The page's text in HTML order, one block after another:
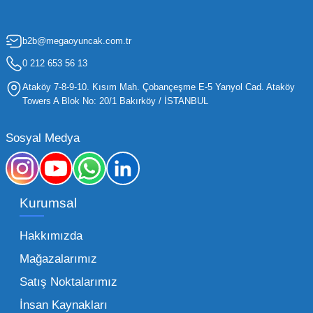
hızla değişen trendlere sahip olduğu için,
işletmelerin stoklarını güncel tutması ve her
yaş grubuna hitap eden ürünleri bünyesinde
barındırması gerekir.
Mega Oyuncak olarak sunduğumuz geniş ürün
yelpazesiyle, işletmenizin ihtiyacı olan tüm
kategorilerde profesyonel çözümler üretiyoruz.
sunduğumuz esnek çözümlerle, her ölçekteki
bayinin rekabet gücünü artırmayı hedefliyoruz.
oyuncak arayışınızda kaliteyi uygun maliyetle
buluşturmak bizim önceliğimizdir. Toptan
b2b@megaoyuncak.com.tr
0 212 653 56 13
Ataköy 7-8-9-10. Kısım Mah. Çobançeşme E-5 Yanyol Cad. Ataköy
Towers A Blok No: 20/1 Bakırköy / İSTANBUL
Sosyal Medya
Kurumsal
Hakkımızda
Mağazalarımız
Satış Noktalarımız
İnsan Kaynakları